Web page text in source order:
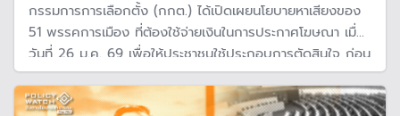
กรรมการการเลือกตั้ง (กกต.) ได้เปิดเผยนโยบายหาเสียงของ
51 พรรคการเมือง ที่ต้องใช้จ่ายเงินในการประกาศโฆษณา เมื่อ
วันที่ 26 ม.ค. 69 เพื่อให้ประชาชนใช้ประกอบการตัดสินใจ ก่อน
เข้าคู่หาเลือกตั้ง 8 ก.พ. นี้